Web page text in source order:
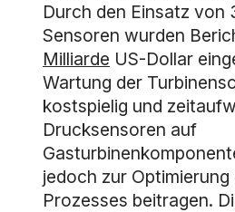
Durch den Einsatz von
Sensoren wurden
Milliarde US-Dollar
Wartung der
kostspielig und
Drucksensoren auf
jedoch zur Optimierung
Prozesses beitragen.